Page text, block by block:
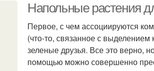
Напольные растения
Первое, с чем ассоциируются
(что-то, связанное с
зеленые друзья. Все это верно,
помощью можно совершенно